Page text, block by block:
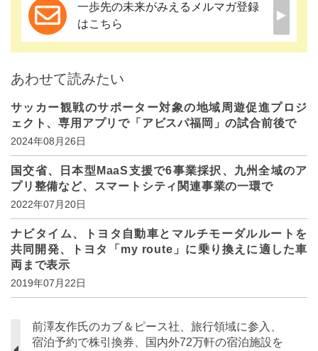
一歩先の未来がみえるメルマガ登録
はこちら
あわせて読みたい
サッカー観戦のサポーター対象の地域周遊促進プロジ
ェクト、専用アプリで「アビスパ福岡」の試合前後で
2024年08月26日
国交省、日本型MaaS支援で6事業採択、九州全域のア
プリ整備など、スマートシティ関連事業の一環で
2022年07月20日
ナビタイム、トヨタ自動車とマルチモーダルルートを
共同開発、トヨタ「my route」に乗り換えに適した車
両まで表示
2019年07月22日
前澤友作氏のカブ＆ピース社、旅行領域に参入、
宿泊予約で株引換券、国内外72万軒の宿泊施設を